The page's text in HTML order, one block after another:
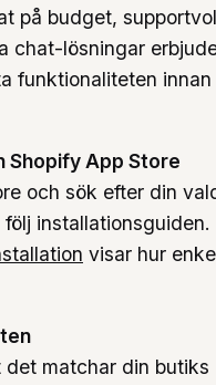
på budget,
chat-lösningar
funktionaliteten
Shopify App Store
och sök efter din
installationsguiden.
visar hur
matchar din butiks